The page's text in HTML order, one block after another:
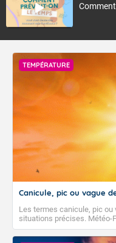
TEMPÉRATURE
Canicule, pic ou vague
Les termes canicule, pic ou
situations précises. Météo-
climatologiques pour
peuvent avoir des impacts